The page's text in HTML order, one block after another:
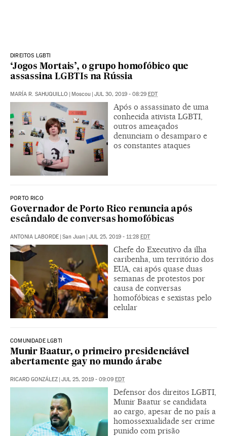
DIREITOS LGBTI
‘Jogos Mortais’, o grupo homofóbico que
assassina LGBTIs na Rússia
MARÍA R. SAHUQUILLO | Moscou | JUL 30, 2019 - 08:29 EDT
Após o assassinato de uma
conhecida ativista LGBTI,
outros ameaçados
denunciam o desamparo e
os constantes ataques
PORTO RICO
Governador de Porto Rico renuncia após
escândalo de conversas homofóbicas
ANTONIA LABORDE | San Juan | JUL 25, 2019 - 11:28 EDT
Chefe do Executivo da ilha
caribenha, um território dos
EUA, cai após quase duas
semanas de protestos por
causa de conversas
homofóbicas e sexistas pelo
celular
COMUNIDADE LGBTI
Munir Baatur, o primeiro presidenciável
abertamente gay no mundo árabe
RICARD GONZÁLEZ | JUL 25, 2019 - 09:09 EDT
Defensor dos direitos LGBTI,
Munir Baatur se candidata
ao cargo, apesar de no país a
homossexualidade ser crime
punido com prisão